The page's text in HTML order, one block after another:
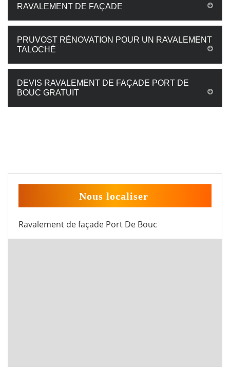
RAVALEMENT DE FAÇADE
PRUVOST RÉNOVATION POUR UN RAVALEMENT
TALOCHÉ
DEVIS RAVALEMENT DE FAÇADE PORT DE
BOUC GRATUIT
Nous localiser
Ravalement de façade Port De Bouc